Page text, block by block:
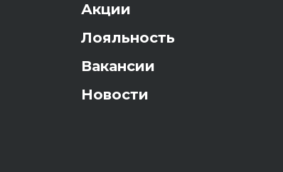
Акции
Лояльность
Вакансии
Новости